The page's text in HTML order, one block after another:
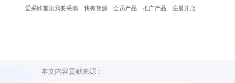
爱采购首页我要采购 我有货源 会员产品 推广产品 注册开店
本文内容贡献来源：